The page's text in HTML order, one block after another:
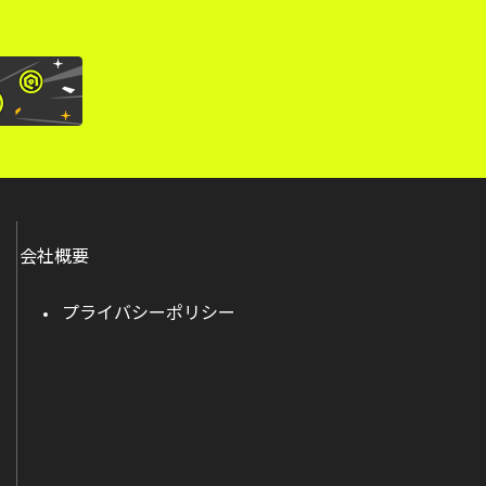
会社概要
プライバシーポリシー